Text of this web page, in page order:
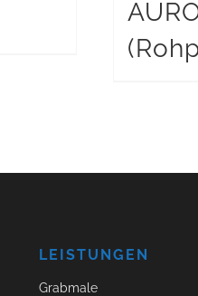
LEISTUNGEN
Grabmale